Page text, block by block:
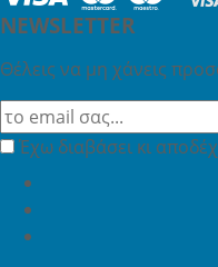
NEWSLETTER
Θέλεις να μη χάνεις
Έχω διαβάσει κι